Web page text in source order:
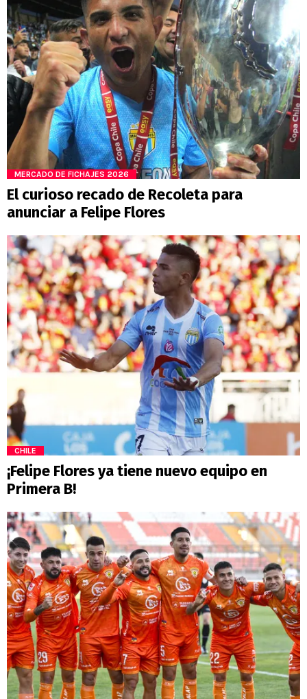
MERCADO DE FICHAJES 2026
El curioso recado de Recoleta para
anunciar a Felipe Flores
CHILE
¡Felipe Flores ya tiene nuevo equipo en
Primera B!